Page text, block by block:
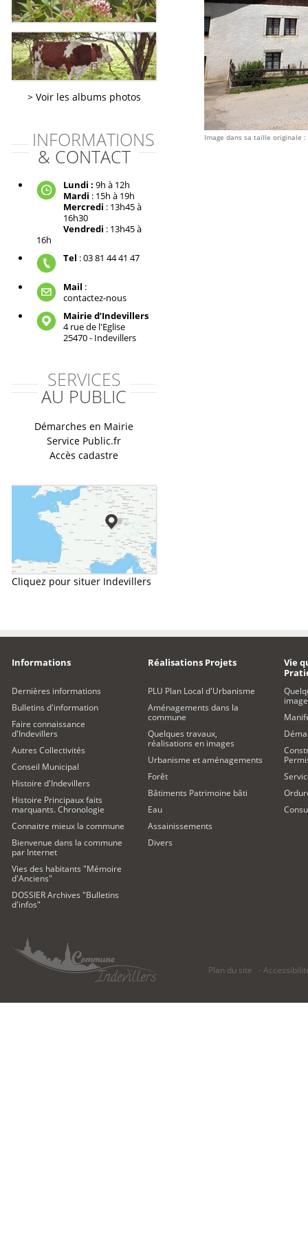
Voir les albums photos
INFORMATIONS
& CONTACT
Lundi : 9h à 12h
Mardi : 15h à 19h
Mercredi : 13h45 à
16h30
Vendredi : 13h45 à
16h
Tel : 03 81 44 41 47
Mail :
contactez-nous
Mairie d’Indevillers
4 rue de l'Eglise
25470 - Indevillers
SERVICES
AU PUBLIC
Démarches en Mairie
Service Public.fr
Accès cadastre
Cliquez pour situer Indevillers
Image dans sa taille originale :
Informations
Dernières informations
Bulletins d'information
Faire connaissance
d'Indevillers
Autres Collectivités
Conseil Municipal
Histoire d'Indevillers
Histoire Principaux faits
marquants. Chronologie
Connaitre mieux la commune
Bienvenue dans la commune
par Internet
Vies des habitants "Mémoire
d'Anciens"
DOSSIER Archives "Bulletins
d'infos"
Réalisations Projets
PLU Plan Local d'Urbanisme
Aménagements dans la
commune
Quelques travaux,
réalisations en images
Urbanisme et aménagements
Forêt
Bâtiments Patrimoine bâti
Eau
Assainissements
Divers
Vie
Plan du site